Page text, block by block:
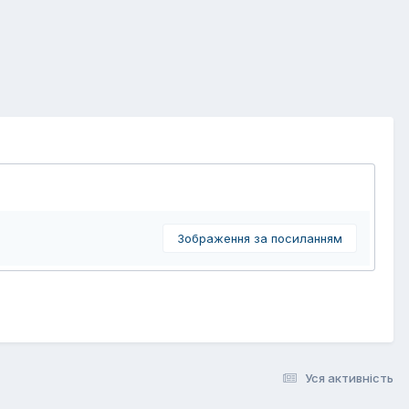
Зображення за посиланням
Уся активність